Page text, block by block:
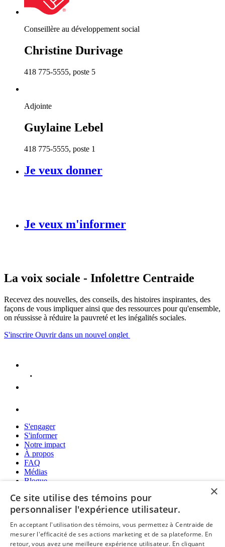
Conseillère au développement social
Christine Durivage
418 775-5555, poste 5
Adjointe
Guylaine Lebel
418 775-5555, poste 1
Je veux donner
Je veux m'informer
La voix sociale - Infolettre Centraide
Recevez des nouvelles, des conseils, des histoires inspirantes, des
façons de vous impliquer ainsi que des ressources pour qu'ensemble,
on réussisse à réduire la pauvreté et les inégalités sociales.
S'inscrire Ouvrir dans un nouvel onglet
S'engager
S'informer
Notre impact
À propos
FAQ
Médias
Blogue
×
Ce site utilise des témoins pour
personnaliser l'expérience utilisateur.
En acceptant l'utilisation des témoins, vous permettez à Centraide de
mesurer l'efficacité de ses actions marketing et de sa plateforme. En
retour, vous avez une meilleure expérience utilisateur. En cliquant